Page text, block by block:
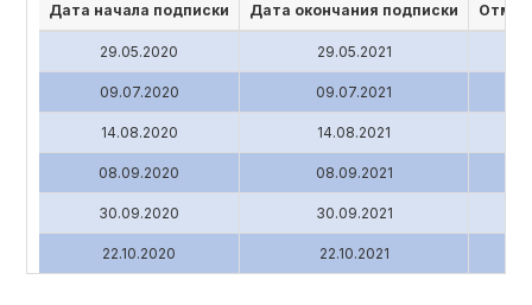
Дата начала подписки Дата окончания подписки
29.05.2020 29.05.2021
09.07.2020 09.07.2021
14.08.2020 14.08.2021
08.09.2020 08.09.2021
30.09.2020 30.09.2021
22.10.2020 22.10.2021